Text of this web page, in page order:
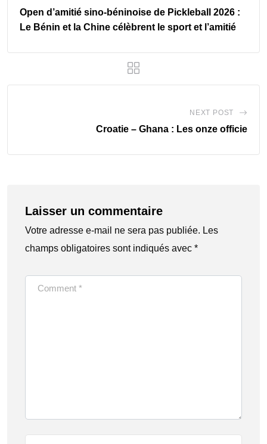
Open d’amitié sino-béninoise de Pickleball 2026 :
Le Bénin et la Chine célèbrent le sport et l’amitié
NEXT POST
‎Croatie – Ghana : Les onze officie
Laisser un commentaire
Votre adresse e-mail ne sera pas publiée. Les
champs obligatoires sont indiqués avec *